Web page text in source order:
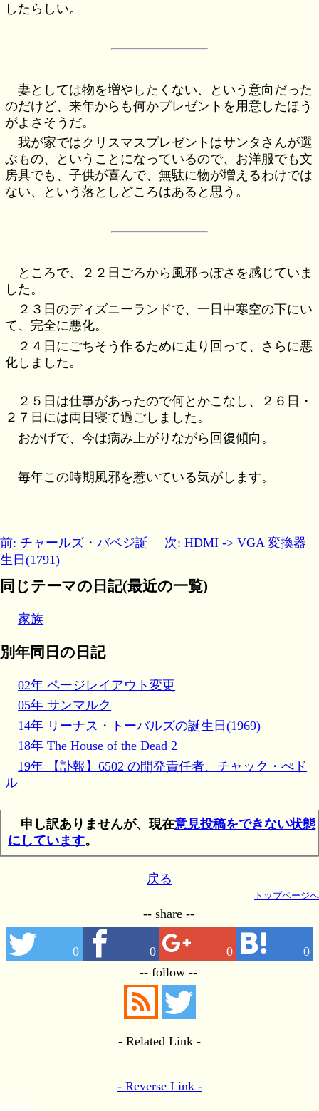
したらしい。
妻としては物を増やしたくない、という意向だった
のだけど、来年からも何かプレゼントを用意したほう
がよさそうだ。
我が家ではクリスマスプレゼントはサンタさんが選
ぶもの、ということになっているので、お洋服でも文
房具でも、子供が喜んで、無駄に物が増えるわけでは
ない、という落としどころはあると思う。
ところで、２２日ごろから風邪っぽさを感じていま
した。
２３日のディズニーランドで、一日中寒空の下にい
て、完全に悪化。
２４日にごちそう作るために走り回って、さらに悪
化しました。
２５日は仕事があったので何とかこなし、２６日・
２７日には両日寝て過ごしました。
おかげで、今は病み上がりながら回復傾向。
毎年この時期風邪を惹いている気がします。
前: チャールズ・バベジ誕
生日(1791)
次: HDMI -> VGA 変換器
同じテーマの日記(最近の一覧)
家族
別年同日の日記
02年 ページレイアウト変更
05年 サンマルク
14年 リーナス・トーバルズの誕生日(1969)
18年 The House of the Dead 2
19年 【訃報】6502 の開発責任者、チャック・ぺド
ル
申し訳ありませんが、現在意見投稿をできない状態
にしています。
戻る
トップページへ
-- share --
0 0 0 0
-- follow --
- Related Link -
- Reverse Link -